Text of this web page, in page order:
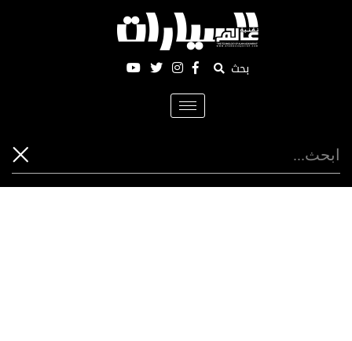
بحث
Toggle
navigation